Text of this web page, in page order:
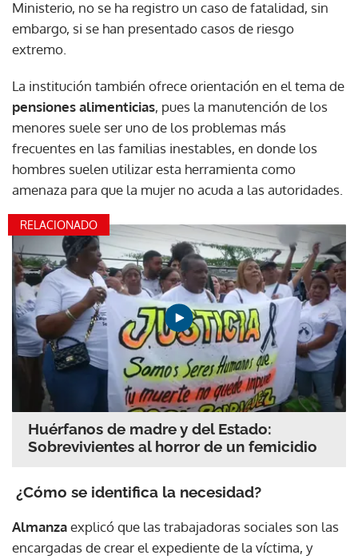
Ministerio, no se ha registro un caso de fatalidad, sin
embargo, si se han presentado casos de riesgo
extremo.
La institución también ofrece orientación en el tema de
pensiones alimenticias, pues la manutención de los
menores suele ser uno de los problemas más
frecuentes en las familias inestables, en donde los
hombres suelen utilizar esta herramienta como
amenaza para que la mujer no acuda a las autoridades.
RELACIONADO
Huérfanos de madre y del Estado:
Sobrevivientes al horror de un femicidio
¿Cómo se identifica la necesidad?
Almanzaexplicó que las trabajadoras sociales son las
encargadas de crear el expediente de la víctima, y